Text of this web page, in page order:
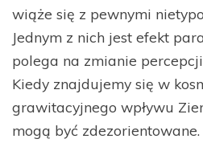
wiąże się z pewnymi
Jednym z nich jest efekt
polega na zmianie
Kiedy znajdujemy się w
grawitacyjnego wpływu
mogą być